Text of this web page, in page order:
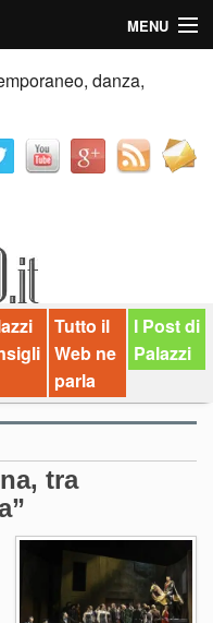
MENU
danza,
Tutto il
Web ne
parla
I Post di
Palazzi
tra